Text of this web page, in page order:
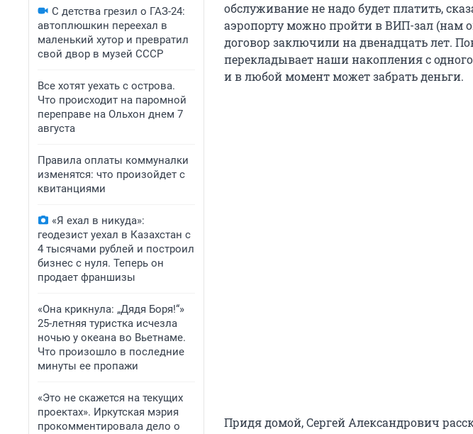
С детства грезил о ГАЗ-24:
автоплюшкин переехал в
маленький хутор и превратил
свой двор в музей СССР
Все хотят уехать с острова.
Что происходит на паромной
переправе на Ольхон днем 7
августа
Правила оплаты коммуналки
изменятся: что произойдет с
квитанциями
«Я ехал в никуда»:
геодезист уехал в Казахстан с
4 тысячами рублей и построил
бизнес с нуля. Теперь он
продает франшизы
«Она крикнула: „Дядя Боря!“»
25-летняя туристка исчезла
ночью у океана во Вьетнаме.
Что произошло в последние
минуты ее пропажи
«Это не скажется на текущих
проектах». Иркутская мэрия
прокомментировала дело о
обслуживание не надо будет платить,
аэропорту можно пройти в ВИП-зал (нам
договор заключили на двенадцать лет.
перекладывает наши накопления с
и в любой момент может забрать деньги.
Придя домой, Сергей Александрович